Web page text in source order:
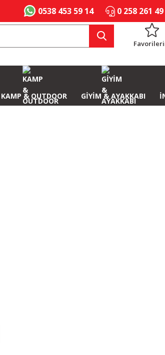
0538 453 59 14 0 258 261
KAMP & OUTDOOR GİYİM & AYAKKABI